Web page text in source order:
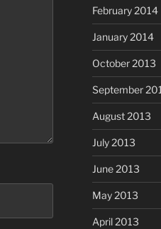
February 2014
January 2014
October 2013
September
August 2013
July 2013
June 2013
May 2013
April 2013